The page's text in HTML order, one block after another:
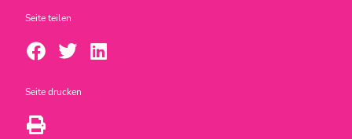
Seite teilen
Seite drucken